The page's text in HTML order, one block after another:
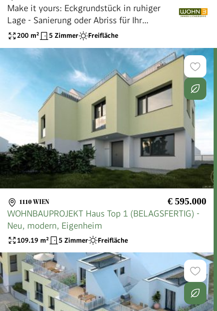
Make it yours: Eckgrundstück in ruhiger
Lage - Sanierung oder Abriss für Ihr
perfektes neues Zuhause
200 m² 5 Zimmer Freifläche
1110 WIEN € 595.000
WOHNBAUPROJEKT Haus Top 1 (BELAGSFERTIG) -
Neu, modern, Eigenheim
109.19 m² 5 Zimmer Freifläche